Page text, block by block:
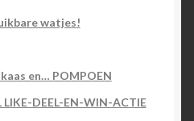
watjes!
en… POMPOEN
LIKE-DEEL-EN-WIN-ACTIE